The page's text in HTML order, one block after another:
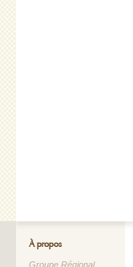
À propos
Groupe Régional